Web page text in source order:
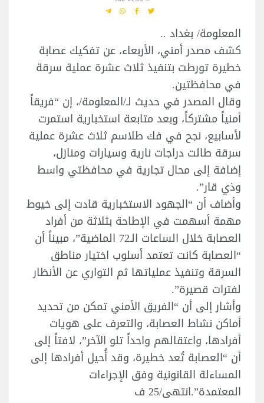
المعلومة/ بغداد ..
كشف مصدر أمني، الأربعاء، عن تفكيك عصابة
خطيرة تورطت بتنفيذ ثلاث عشرة عملية سرقة
في محافظتين.
وقال المصدر في حديث لـ/المعلومة/، إن “فريقاً
أمنياً مشتركاً، وبعد متابعة استخبارية استمرت
لأسابيع، نجح في فك طلاسم ثلاث عشرة عملية
سرقة طالت دراجات نارية وسيارات ومنازل،
إضافة إلى محال تجارية في محافظتي واسط
وذي قار”.
وأضاف أن “الجهود الاستخبارية قادت إلى خيوط
مهمة أسهمت في الإطاحة بثلاثة من أفراد
العصابة خلال الساعات الـ72 الماضية”، مبيناً أن
“العصابة كانت تعتمد أسلوب اختيار مناطق
السرقة وتنفيذ عملياتها ثم التواري عن الأنظار
لفترات قصيرة”.
وأشار إلى أن “الفريق الأمني تمكن من تحديد
أماكن نشاط العصابة، والتعرف على هويات
أفرادها، واعتقالهم واحداً تلو الآخر”، لافتاً إلى
أن “العصابة تُعد خطيرة، وقد أُحيل أفرادها إلى
المساءلة القانونية وفق الإجراءات
المعتمدة”.انتهى/25 ف